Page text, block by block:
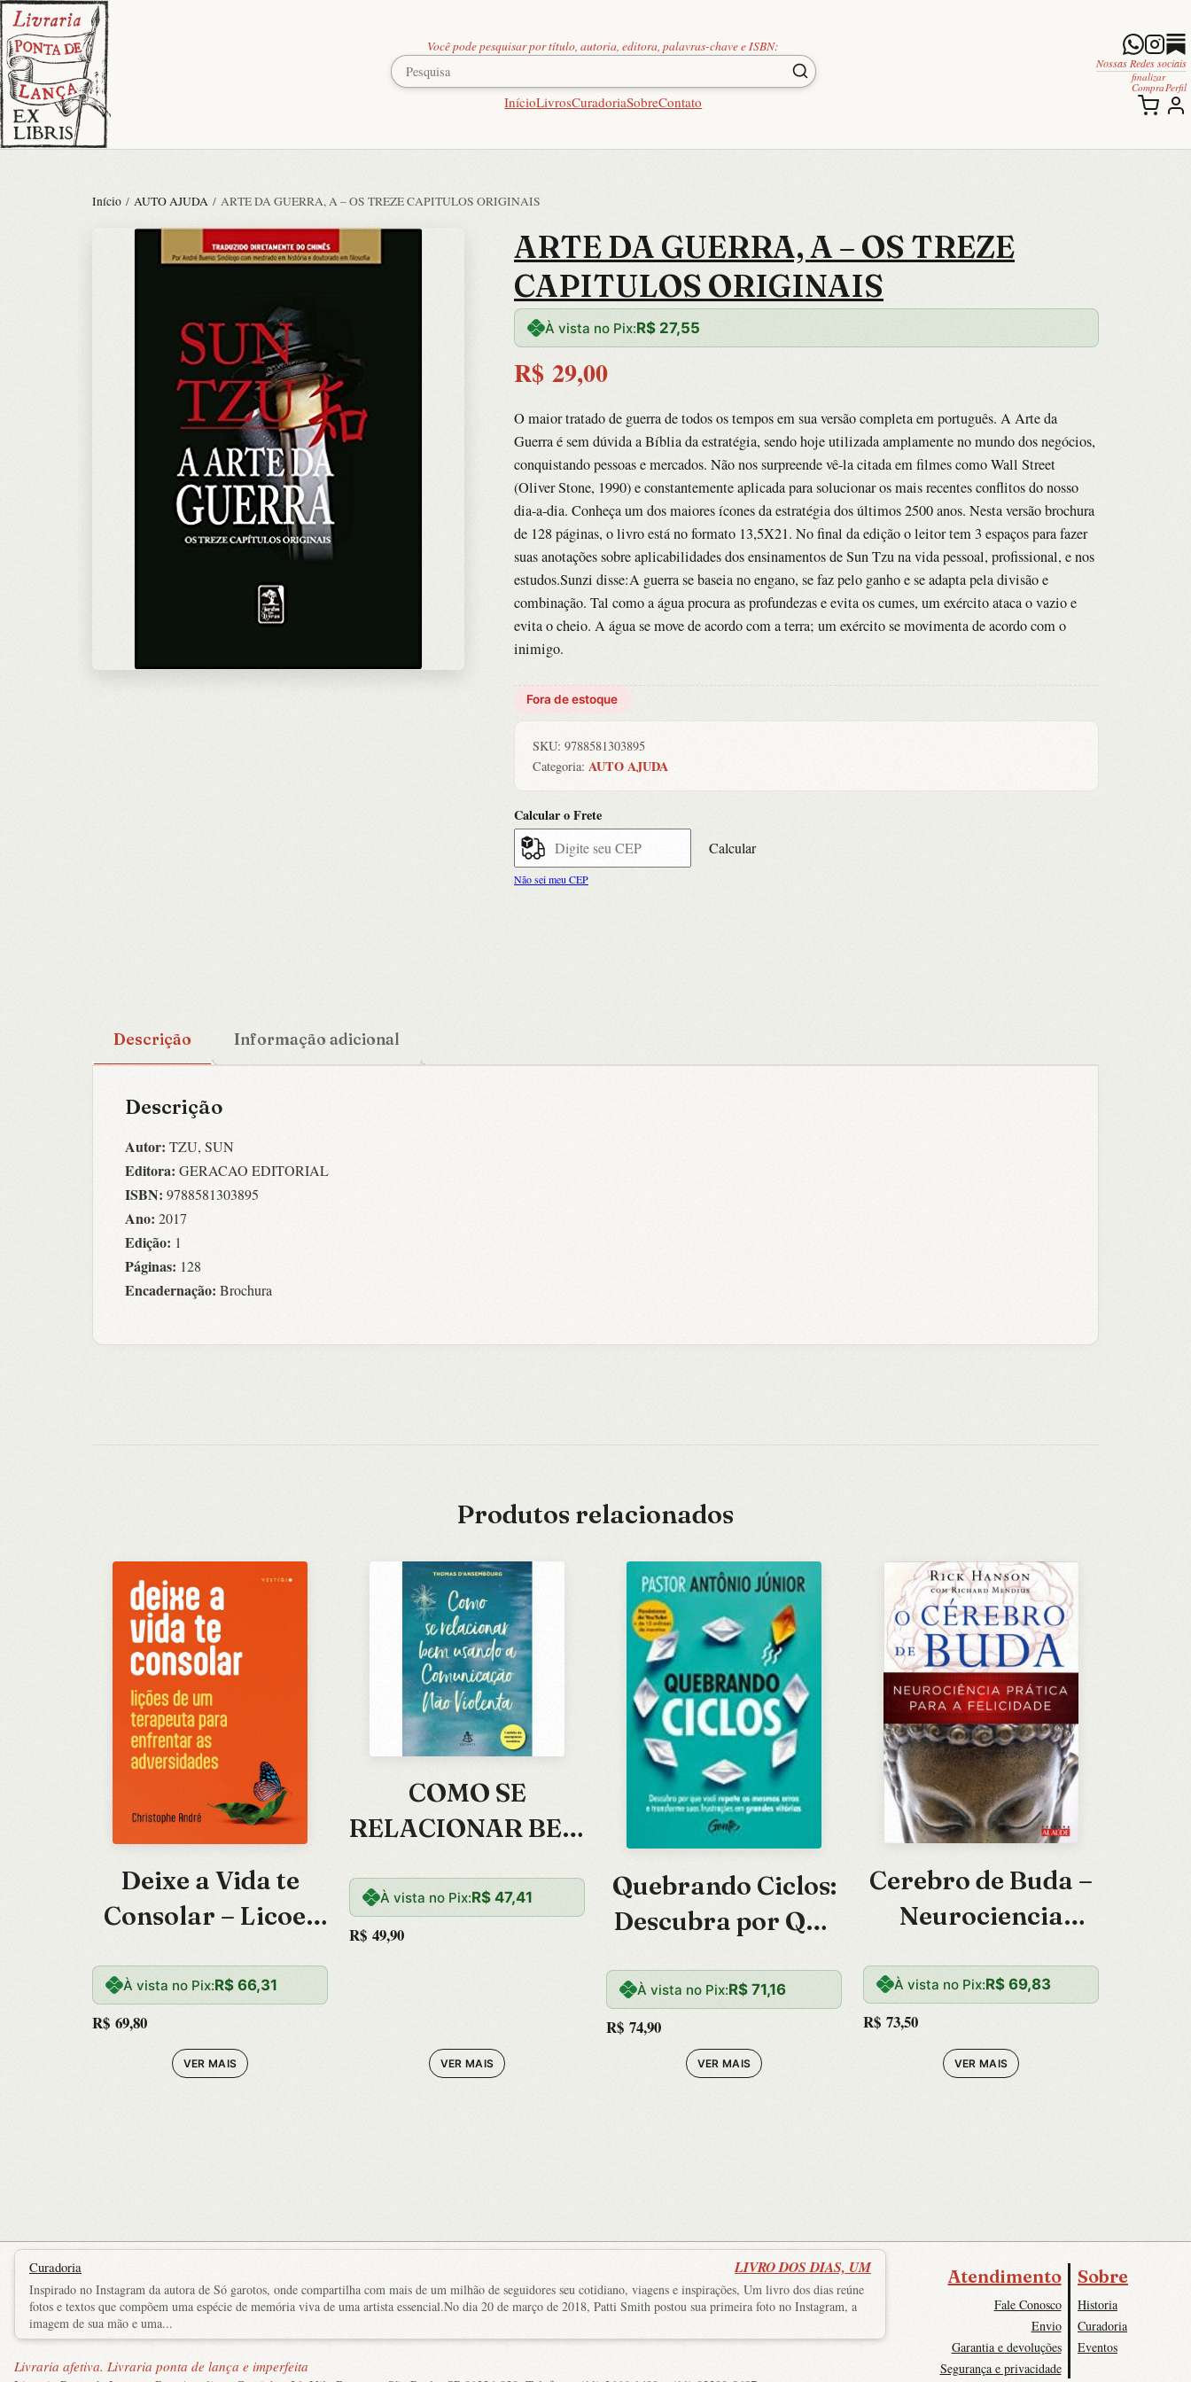
Você pode pesquisar por título, autoria, editora, palavras-chave e ISBN:
InícioLivrosCuradoriaSobreContato
Nossas Redes sociais
finalizar
Compra Perfil
Início / AUTO AJUDA / ARTE DA GUERRA, A – OS TREZE CAPITULOS ORIGINAIS
ARTE DA GUERRA, A – OS TREZE
CAPITULOS ORIGINAIS
À vista no Pix:R$ 27,55
R$ 29,00
O maior tratado de guerra de todos os tempos em sua versão completa em português. A Arte da
Guerra é sem dúvida a Bíblia da estratégia, sendo hoje utilizada amplamente no mundo dos negócios,
conquistando pessoas e mercados. Não nos surpreende vê-la citada em filmes como Wall Street
(Oliver Stone, 1990) e constantemente aplicada para solucionar os mais recentes conflitos do nosso
dia-a-dia. Conheça um dos maiores ícones da estratégia dos últimos 2500 anos. Nesta versão brochura
de 128 páginas, o livro está no formato 13,5X21. No final da edição o leitor tem 3 espaços para fazer
suas anotações sobre aplicabilidades dos ensinamentos de Sun Tzu na vida pessoal, profissional, e nos
estudos.Sunzi disse:A guerra se baseia no engano, se faz pelo ganho e se adapta pela divisão e
combinação. Tal como a água procura as profundezas e evita os cumes, um exército ataca o vazio e
evita o cheio. A água se move de acordo com a terra; um exército se movimenta de acordo com o
inimigo.
Fora de estoque
SKU: 9788581303895
Categoria: AUTO AJUDA
Calcular o Frete
Calcular
Não sei meu CEP
Descrição Informação adicional
Descrição
Autor: TZU, SUN
Editora: GERACAO EDITORIAL
ISBN: 9788581303895
Ano: 2017
Edição: 1
Páginas: 128
Encadernação: Brochura
Produtos relacionados
Deixe a Vida te
Consolar – Licoes
para Enfrentar as
À vista no Pix:R$ 66,31
R$ 69,80
VER MAIS
COMO SE
RELACIONAR BEM
COMUNICACAO
NAO VIOLENTA
À vista no Pix:R$ 47,41
R$ 49,90
VER MAIS
Quebrando Ciclos:
Descubra por Que
Mesmos Erros
À vista no Pix:R$ 71,16
R$ 74,90
VER MAIS
Cerebro de Buda –
Neurociencia
Felicidade
À vista no Pix:R$ 69,83
R$ 73,50
VER MAIS
Curadoria LIVRO DOS DIAS, UM
Inspirado no Instagram da autora de Só garotos, onde compartilha com mais de um milhão de seguidores seu cotidiano, viagens e inspirações, Um livro dos dias reúne
fotos e textos que compõem uma espécie de memória viva de uma artista essencial.No dia 20 de março de 2018, Patti Smith postou sua primeira foto no Instagram, a
imagem de sua mão e uma...
Livraria afetiva. Livraria ponta de lança e imperfeita
Atendimento
Fale Conosco
Envio
Garantia e devoluções
Segurança e privacidade
Sobre
Historia
Curadoria
Eventos